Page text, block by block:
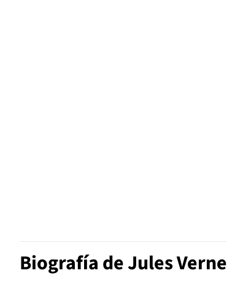
Biografía de Jules Verne